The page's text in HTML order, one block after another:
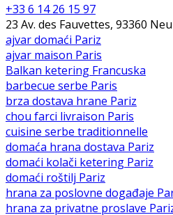
+33 6 14 26 15 97
23 Av. des Fauvettes, 93360
ajvar domaći Pariz
ajvar maison Paris
Balkan ketering Francuska
barbecue serbe Paris
brza dostava hrane Pariz
chou farci livraison Paris
cuisine serbe traditionnelle
domaća hrana dostava Pariz
domaći kolači ketering Pariz
domaći roštilj Pariz
hrana za poslovne događaje
hrana za privatne proslave